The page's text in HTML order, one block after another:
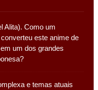
Alita). Como um
este anime de
um dos grandes
e temas atuais